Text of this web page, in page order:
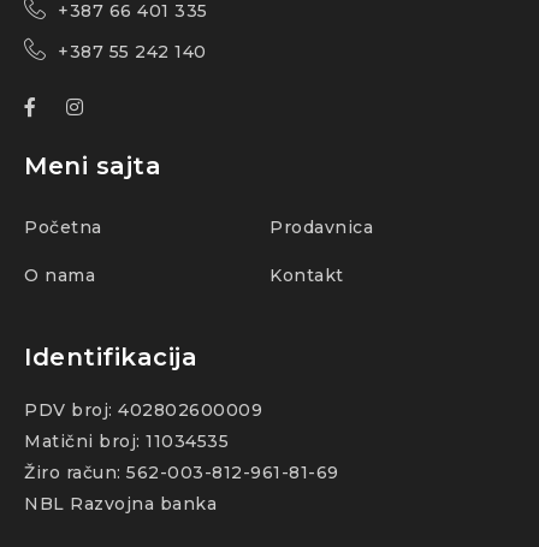
+387 66 401 335
+387 55 242 140
Meni sajta
Početna Prodavnica
O nama Kontakt
Identifikacija
PDV broj: 402802600009
Matični broj: 11034535
Žiro račun: 562-003-812-961-81-69
NBL Razvojna banka